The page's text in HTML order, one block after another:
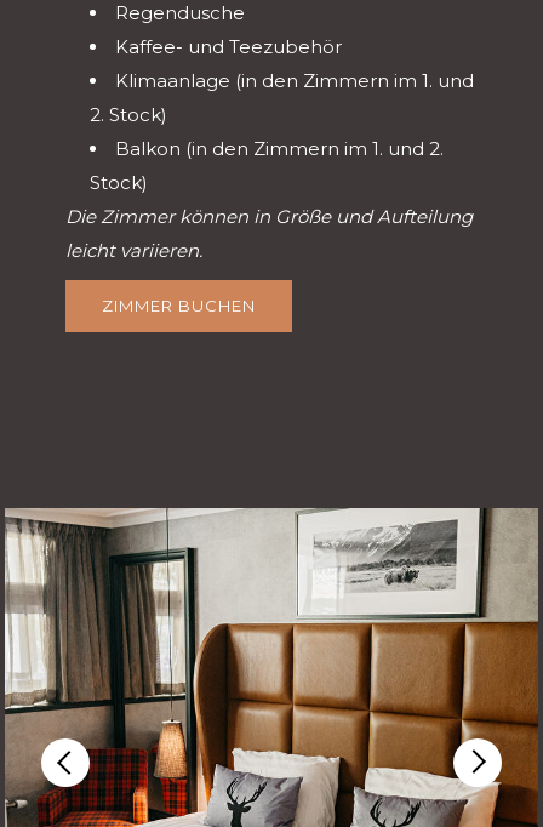
Regendusche
Kaffee- und Teezubehör
Klimaanlage (in den Zimmern im 1. und
2. Stock)
Balkon (in den Zimmern im 1. und 2.
Stock)
Die Zimmer können in Größe und Aufteilung
leicht variieren.
ZIMMER BUCHEN